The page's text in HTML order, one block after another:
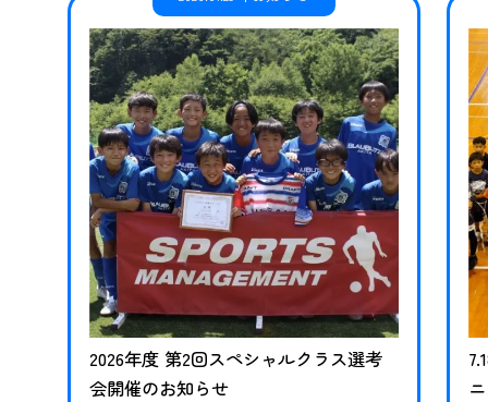
2026年度 第2回スペシャルクラス選考
会開催のお知らせ